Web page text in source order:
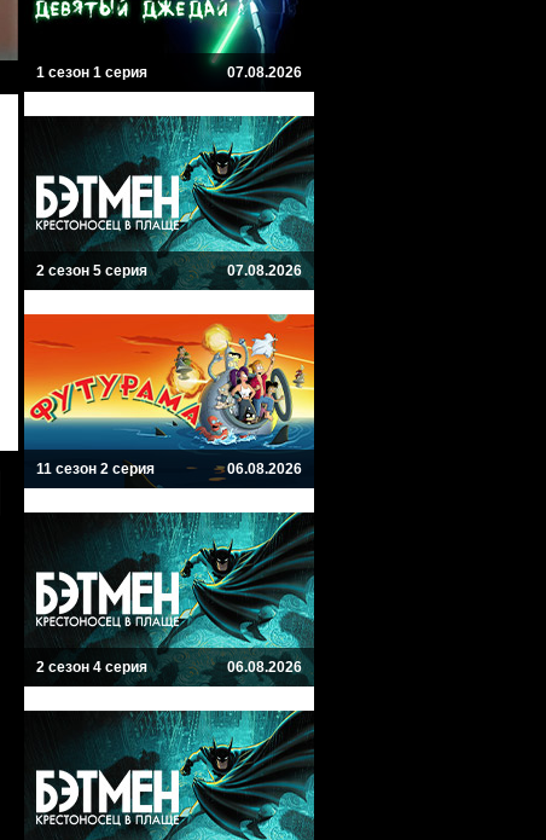
1 сезон 1 серия 07.08.2026
2 сезон 5 серия 07.08.2026
11 сезон 2 серия 06.08.2026
2 сезон 4 серия 06.08.2026